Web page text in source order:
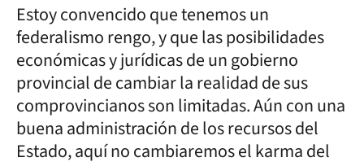
Estoy convencido que tenemos un
federalismo rengo, y que las posibilidades
económicas y jurídicas de un gobierno
provincial de cambiar la realidad de sus
comprovincianos son limitadas. Aún con una
buena administración de los recursos del
Estado, aquí no cambiaremos el karma del